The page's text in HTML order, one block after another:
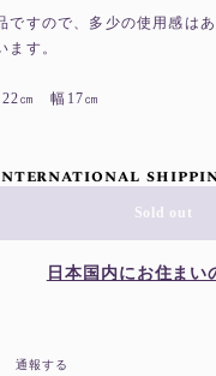
ですので、多少の使用感は
ます。
㎝ 幅17㎝
Sold out
日本国内にお住まい
通報する